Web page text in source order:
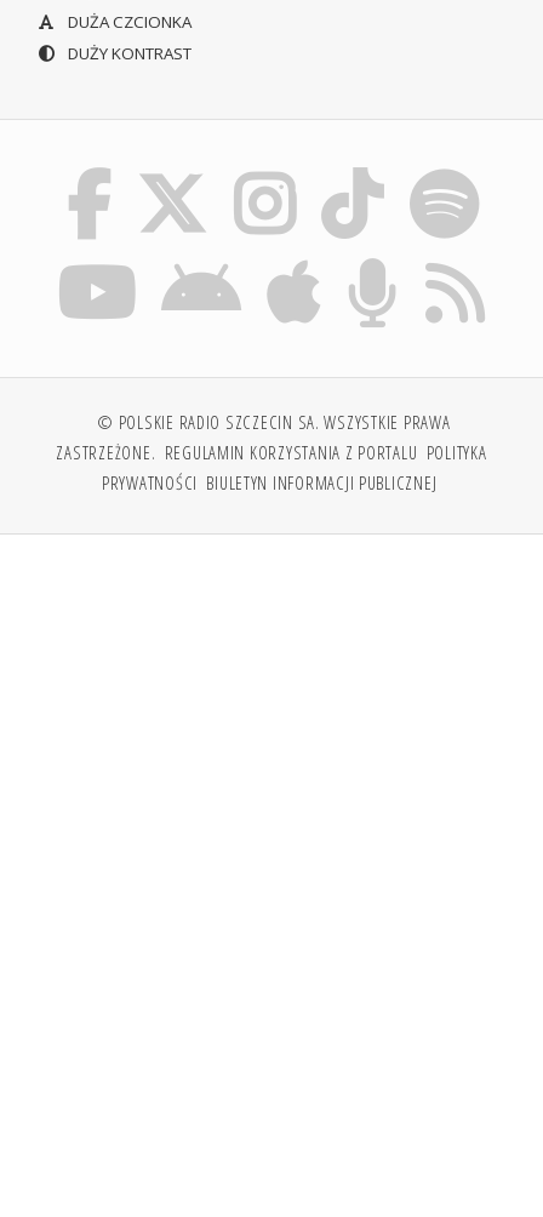
DUŻA CZCIONKA
DUŻY KONTRAST
© POLSKIE RADIO SZCZECIN SA. WSZYSTKIE PRAWA
ZASTRZEŻONE. REGULAMIN KORZYSTANIA Z PORTALU POLITYKA
PRYWATNOŚCI BIULETYN INFORMACJI PUBLICZNEJ